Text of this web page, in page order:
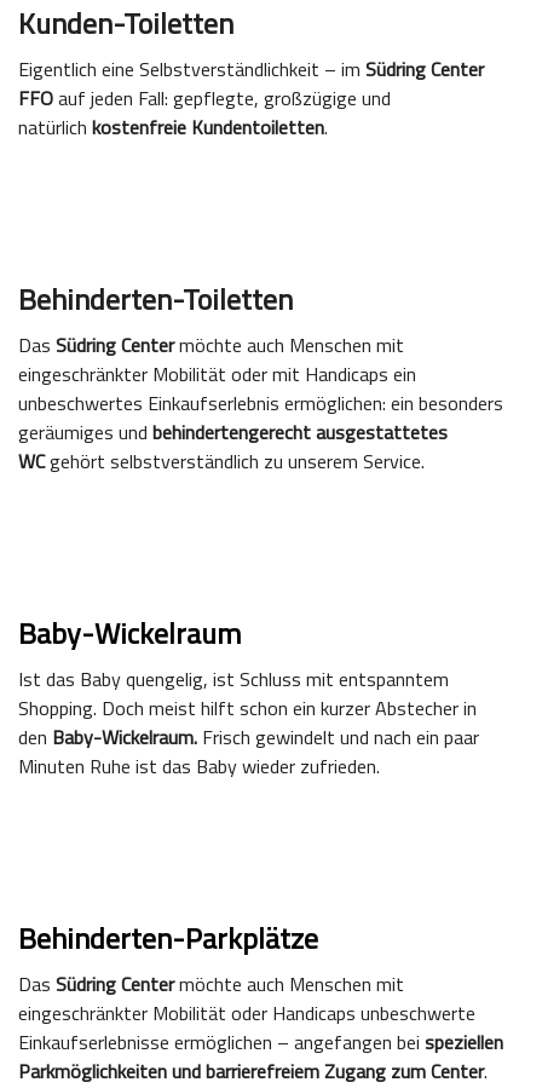
Kunden-Toiletten
Eigentlich eine Selbstverständlichkeit – im Südring Center
FFOauf jeden Fall: gepflegte, großzügige und
natürlich kostenfreie Kundentoiletten.
Behinderten-Toiletten
Das Südring Centermöchte auch Menschen mit
eingeschränkter Mobilität oder mit Handicaps ein
unbeschwertes Einkaufserlebnis ermöglichen: ein besonders
geräumiges und behindertengerecht ausgestattetes
WCgehört selbstverständlich zu unserem Service.
Baby-Wickelraum
Ist das Baby quengelig, ist Schluss mit entspanntem
Shopping. Doch meist hilft schon ein kurzer Abstecher in
den Baby-Wickelraum. Frisch gewindelt und nach ein paar
Minuten Ruhe ist das Baby wieder zufrieden.
Behinderten-Parkplätze
Das Südring Centermöchte auch Menschen mit
eingeschränkter Mobilität oder Handicaps unbeschwerte
Einkaufserlebnisse ermöglichen – angefangen bei speziellen
Parkmöglichkeiten und barrierefreiem Zugang zum Center.